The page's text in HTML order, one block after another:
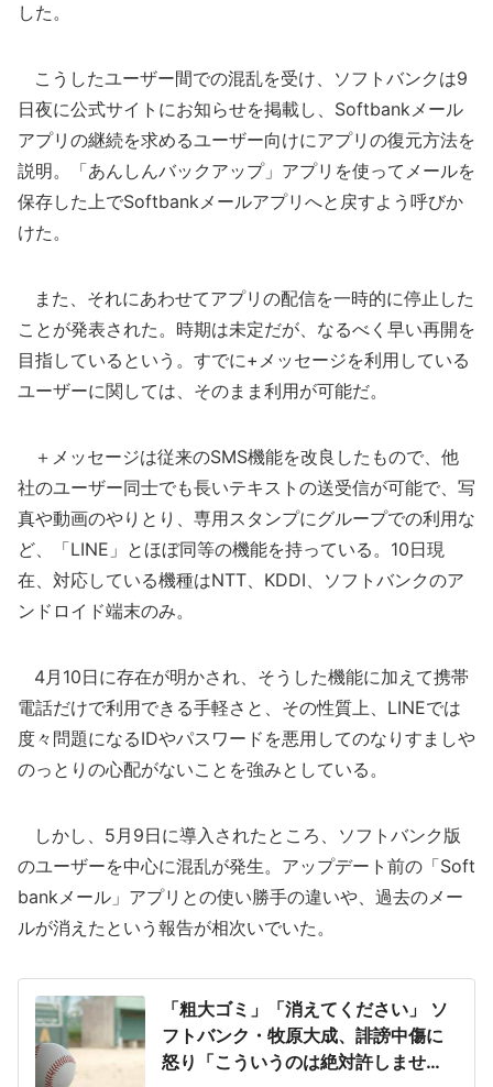
した。
こうしたユーザー間での混乱を受け、ソフトバンクは9
日夜に公式サイトにお知らせを掲載し、Softbankメール
アプリの継続を求めるユーザー向けにアプリの復元方法を
説明。「あんしんバックアップ」アプリを使ってメールを
保存した上でSoftbankメールアプリへと戻すよう呼びか
けた。
また、それにあわせてアプリの配信を一時的に停止した
ことが発表された。時期は未定だが、なるべく早い再開を
目指しているという。すでに+メッセージを利用している
ユーザーに関しては、そのまま利用が可能だ。
＋メッセージは従来のSMS機能を改良したもので、他
社のユーザー同士でも長いテキストの送受信が可能で、写
真や動画のやりとり、専用スタンプにグループでの利用な
ど、「LINE」とほぼ同等の機能を持っている。10日現
在、対応している機種はNTT、KDDI、ソフトバンクのア
ンドロイド端末のみ。
4月10日に存在が明かされ、そうした機能に加えて携帯
電話だけで利用できる手軽さと、その性質上、LINEでは
度々問題になるIDやパスワードを悪用してのなりすましや
のっとりの心配がないことを強みとしている。
しかし、5月9日に導入されたところ、ソフトバンク版
のユーザーを中心に混乱が発生。アップデート前の「Soft
bankメール」アプリとの使い勝手の違いや、過去のメー
ルが消えたという報告が相次いでいた。
「粗大ゴミ」「消えてください」 ソ
フトバンク・牧原大成、誹謗中傷に
怒り「こういうのは絶対許しませ